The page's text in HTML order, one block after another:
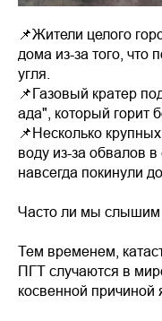
📌Жители целого
дома из-за того, что
угля.
📌Газовый кратер
ада", который горит
📌Несколько
воду из-за обвалов
навсегда покинули
Часто ли мы слышим
Тем временем,
ПГТ случаются в
косвенной причиной